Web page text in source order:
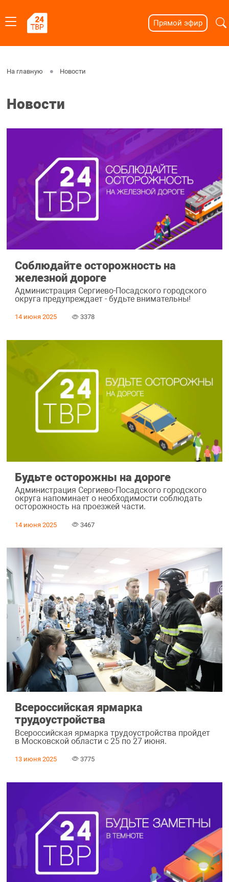
Прямой эфир
На главную Новости
Новости
Соблюдайте осторожность на
железной дороге
Администрация Сергиево-Посадского городского
округа предупреждает - будьте внимательны!
14 июня 2025 3378
Будьте осторожны на дороге
Администрация Сергиево-Посадского городского
округа напоминает о необходимости соблюдать
осторожность на проезжей части.
14 июня 2025 3467
Всероссийская ярмарка
трудоустройства
Всероссийская ярмарка трудоустройства пройдет
в Московской области с 25 по 27 июня.
13 июня 2025 3775